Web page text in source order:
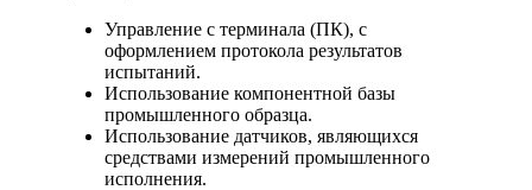
Управление с терминала (ПК), с
оформлением протокола результатов
испытаний.
Использование компонентной базы
промышленного образца.
Использование датчиков, являющихся
средствами измерений промышленного
исполнения.